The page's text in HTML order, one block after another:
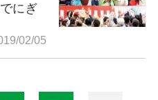
にぎ
02/05